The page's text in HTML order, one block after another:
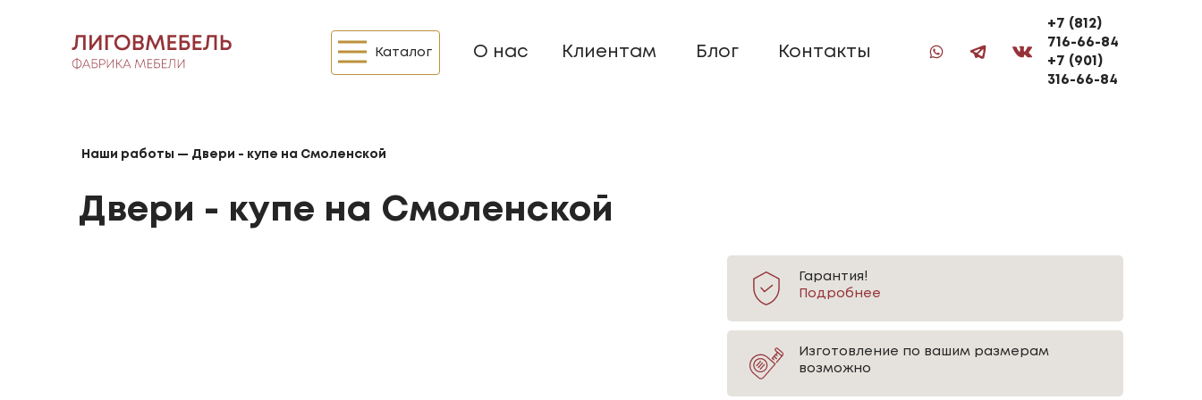
Каталог О нас Клиентам Блог Контакты
+7 (812)
716-66-84
+7 (901)
316-66-84
Наши работы — Двери - купе на Смоленской
Двери - купе на Смоленской
Гарантия!
Подробнее
Изготовление по вашим размерам
возможно